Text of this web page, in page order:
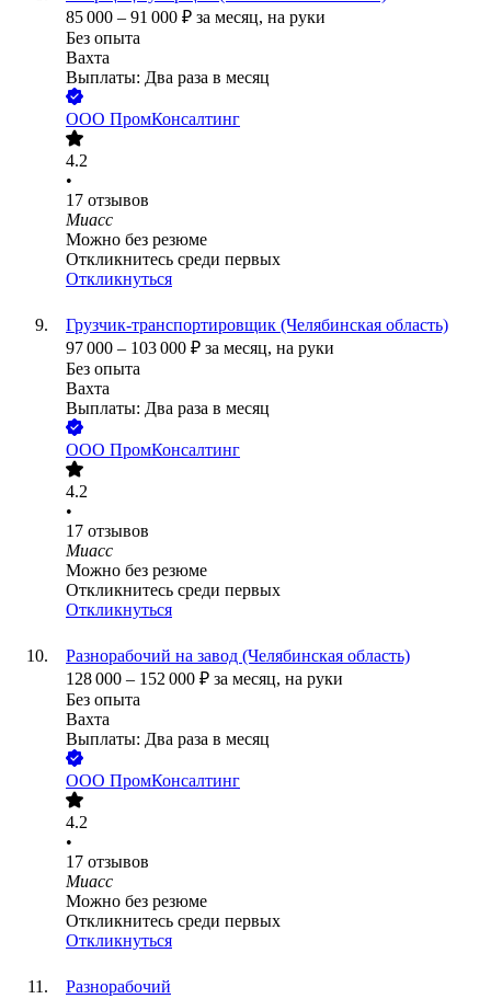
85 000 – 91 000 ₽ за месяц, на руки
Без опыта
Вахта
Выплаты: Два раза в месяц
ООО ПромКонсалтинг
4.2
•
17 отзывов
Миасс
Можно без резюме
Откликнитесь среди первых
Откликнуться
Грузчик-транспортировщик (Челябинская область)
97 000 – 103 000 ₽ за месяц, на руки
Без опыта
Вахта
Выплаты: Два раза в месяц
ООО ПромКонсалтинг
4.2
•
17 отзывов
Миасс
Можно без резюме
Откликнитесь среди первых
Откликнуться
Разнорабочий на завод (Челябинская область)
128 000 – 152 000 ₽ за месяц, на руки
Без опыта
Вахта
Выплаты: Два раза в месяц
ООО ПромКонсалтинг
4.2
•
17 отзывов
Миасс
Можно без резюме
Откликнитесь среди первых
Откликнуться
Разнорабочий